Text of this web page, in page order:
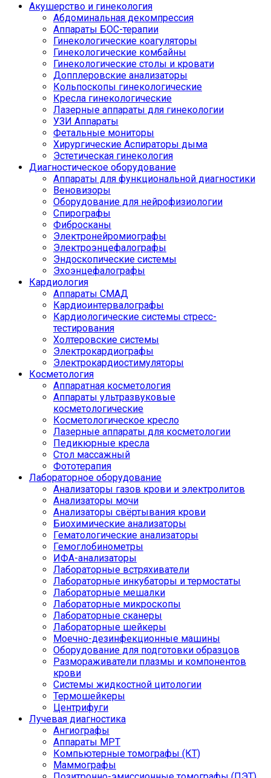
Акушерство и гинекология
Абдоминальная декомпрессия
Аппараты БОС-терапии
Гинекологические коагуляторы
Гинекологические комбайны
Гинекологические столы и кровати
Допплеровские анализаторы
Кольпоскопы гинекологические
Кресла гинекологические
Лазерные аппараты для гинекологии
УЗИ Аппараты
Фетальные мониторы
Хирургические Аспираторы дыма
Эстетическая гинекология
Диагностическое оборудование
Аппараты для функциональной диагностики
Веновизоры
Оборудование для нейрофизиологии
Спирографы
Фибросканы
Электронейромиографы
Электроэнцефалографы
Эндоскопические системы
Эхоэнцефалографы
Кардиология
Аппараты СМАД
Кардиоинтервалографы
Кардиологические системы стресс-
тестирования
Холтеровские системы
Электрокардиографы
Электрокардиостимуляторы
Косметология
Аппаратная косметология
Аппараты ультразвуковые
косметологические
Косметологическое кресло
Лазерные аппараты для косметологии
Педикюрные кресла
Стол массажный
Фототерапия
Лабораторное оборудование
Анализаторы газов крови и электролитов
Анализаторы мочи
Анализаторы свёртывания крови
Биохимические анализаторы
Гематологические анализаторы
Гемоглобинометры
ИФА-анализаторы
Лабораторные встряхиватели
Лабораторные инкубаторы и термостаты
Лабораторные мешалки
Лабораторные микроскопы
Лабораторные сканеры
Лабораторные шейкеры
Моечно-дезинфекционные машины
Оборудование для подготовки образцов
Размораживатели плазмы и компонентов
крови
Системы жидкостной цитологии
Термошейкеры
Центрифуги
Лучевая диагностика
Ангиографы
Аппараты МРТ
Компьютерные томографы (КТ)
Маммографы